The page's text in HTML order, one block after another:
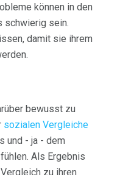
können in den
schwierig sein.
damit sie ihrem
bewusst zu
sozialen Vergleiche
und - ja - dem
Als Ergebnis
zu ihren